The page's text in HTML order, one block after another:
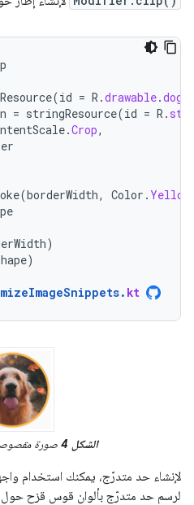
(id = R .drawable.dog
= stringResource(id = R .
.Crop,
(borderWidth, Color . Yellow
)
)
. kt
الشكل 4 صورة
لإنشاء حد متدرّج، يمكنك استخدام
لرسم حد متدرّج بألوان قوس قزح حول